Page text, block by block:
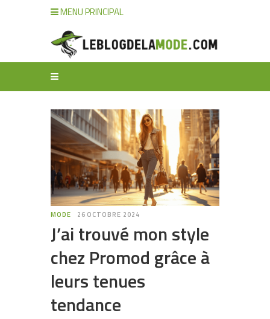
MENU PRINCIPAL
MODE 26 OCTOBRE 2024
J’ai trouvé mon style
chez Promod grâce à
leurs tenues
tendance